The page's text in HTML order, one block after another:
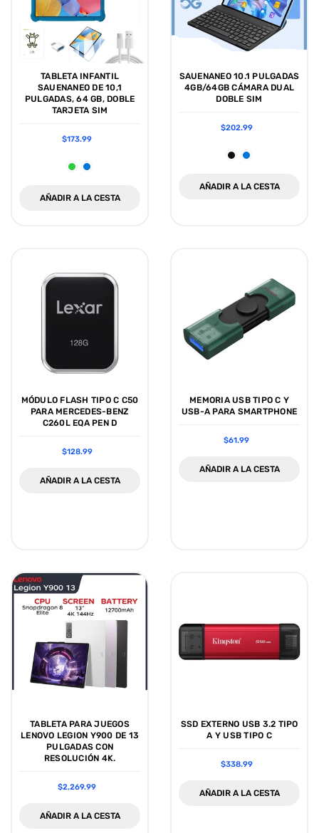
TABLETA INFANTIL
SAUENANEO DE 10,1
PULGADAS, 64 GB, DOBLE
TARJETA SIM
$173.99
AÑADIR A LA CESTA
SAUENANEO 10.1 PULGADAS
4GB/64GB CÁMARA DUAL
DOBLE SIM
$202.99
AÑADIR A LA CESTA
MÓDULO FLASH TIPO C C50
PARA MERCEDES-BENZ
C260L EQA PEN D
$128.99
AÑADIR A LA CESTA
MEMORIA USB TIPO C Y
USB-A PARA SMARTPHONE
$61.99
AÑADIR A LA CESTA
TABLETA PARA JUEGOS
LENOVO LEGION Y900 DE 13
PULGADAS CON
RESOLUCIÓN 4K.
$2,269.99
AÑADIR A LA CESTA
SSD EXTERNO USB 3.2 TIPO
A Y USB TIPO C
$338.99
AÑADIR A LA CESTA